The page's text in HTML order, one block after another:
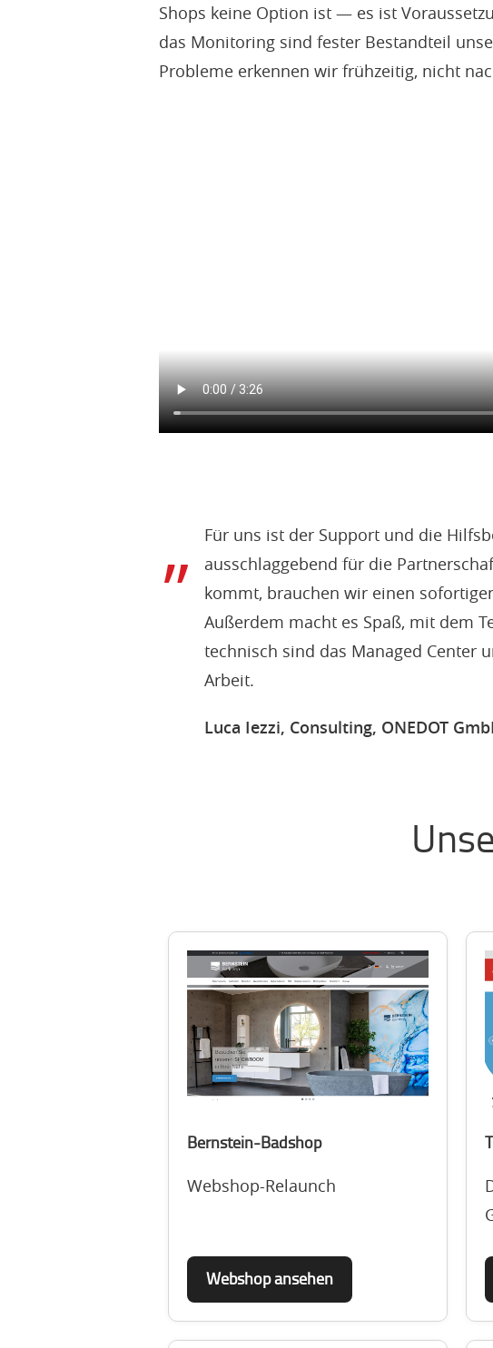
Shops keine Option ist — es ist
das Monitoring sind fester Bestandteil
Probleme erkennen wir frühzeitig, nicht
Für uns ist der Support und die
ausschlaggebend für die
kommt, brauchen wir einen
Außerdem macht es Spaß, mit dem
technisch sind das Managed Center
Arbeit.
Luca Iezzi, Consulting, ONEDOT
Bernstein-Badshop
Webshop-Relaunch
Webshop ansehen